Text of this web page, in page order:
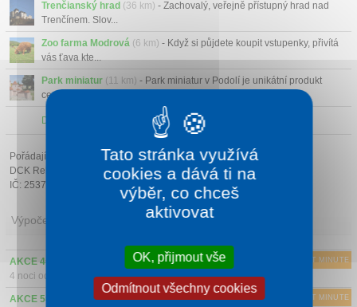
Trenčianský hrad (36 km) - Zachovalý, veřejně přístupný hrad nad
Trenčínem. Slov...
Zoo farma Modrová (6 km) - Když si půjdete koupit vstupenky, přivítá
vás ťava kte...
Park miniatur (11 km) - Park miniatur v Podolí je unikátní produkt
cestovního ruch...
Další atrakce v okolí
Pořádající cestovní kancelář:
DCK Rekrea Ostrava s.r.o.
IČ: 25379178
Výpočet ceny
AKCE 4=3 - 1 noc ZDARMA (s all inclusive)
4 noci od
2547 Kč/osoba a noc
LAST MINUTE
AKCE 5=4 - 1 noc ZDARMA (s all inclusive)
LAST MINUTE
Tato stránka využívá
cookies a dává ti na
výběr, co chceš
aktivovat
OK, přijmout vše
Odmítnout všechny cookies